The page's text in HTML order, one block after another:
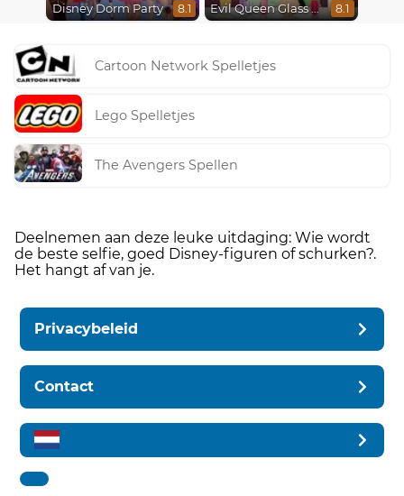
Disney Dorm Party 8.1 Evil Queen Glass Skin Routine #Influencer 8.1
Cartoon Network Spelletjes
Lego Spelletjes
The Avengers Spellen
Deelnemen aan deze leuke uitdaging: Wie wordt
de beste selfie, goed Disney-figuren of schurken?.
Het hangt af van je.
Privacybeleid
Contact